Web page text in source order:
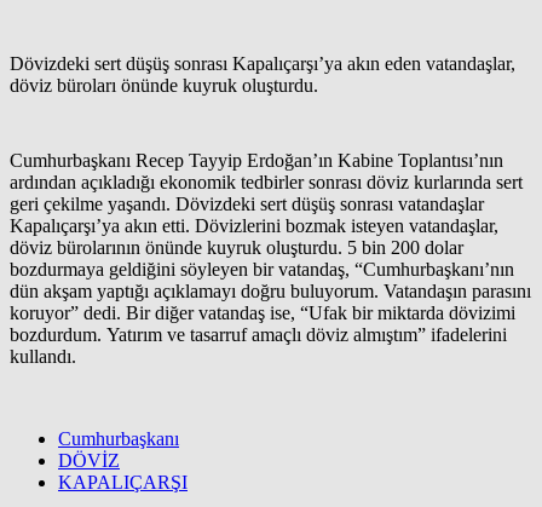
Dövizdeki sert düşüş sonrası Kapalıçarşı’ya akın eden vatandaşlar,
döviz büroları önünde kuyruk oluşturdu.
Cumhurbaşkanı Recep Tayyip Erdoğan’ın Kabine Toplantısı’nın
ardından açıkladığı ekonomik tedbirler sonrası döviz kurlarında sert
geri çekilme yaşandı. Dövizdeki sert düşüş sonrası vatandaşlar
Kapalıçarşı’ya akın etti. Dövizlerini bozmak isteyen vatandaşlar,
döviz bürolarının önünde kuyruk oluşturdu. 5 bin 200 dolar
bozdurmaya geldiğini söyleyen bir vatandaş, “Cumhurbaşkanı’nın
dün akşam yaptığı açıklamayı doğru buluyorum. Vatandaşın parasını
koruyor” dedi. Bir diğer vatandaş ise, “Ufak bir miktarda dövizimi
bozdurdum. Yatırım ve tasarruf amaçlı döviz almıştım” ifadelerini
kullandı.
Cumhurbaşkanı
DÖVİZ
KAPALIÇARŞI